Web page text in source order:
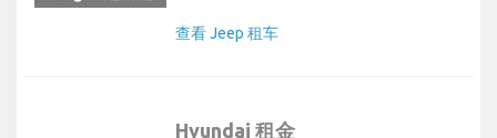
查看 Jeep 租车
Hyundai 租金